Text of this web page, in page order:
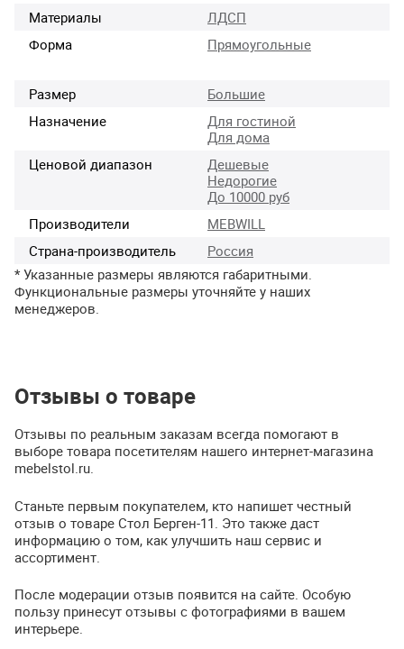
Материалы
ЛДСП
Форма
Прямоугольные
Размер
Большие
Назначение
Для гостиной
Для дома
Ценовой диапазон
Дешевые
Недорогие
До 10000 руб
Производители
MEBWILL
Страна-производитель
Россия
* Указанные размеры являются габаритными.
Функциональные размеры уточняйте у наших
менеджеров.
Отзывы о товаре
Отзывы по реальным заказам всегда помогают в
выборе товара посетителям нашего интернет-магазина
mebelstol.ru.
Станьте первым покупателем, кто напишет честный
отзыв о товаре Стол Берген-11. Это также даст
информацию о том, как улучшить наш сервис и
ассортимент.
После модерации отзыв появится на сайте. Особую
пользу принесут отзывы с фотографиями в вашем
интерьере.